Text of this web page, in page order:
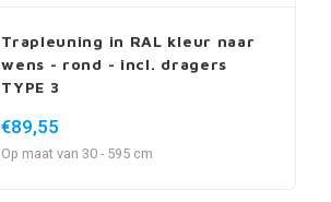
Trapleuning in RAL kleur naar
wens - rond - incl. dragers
TYPE 3
€89,55
Op maat van 30 - 595 cm